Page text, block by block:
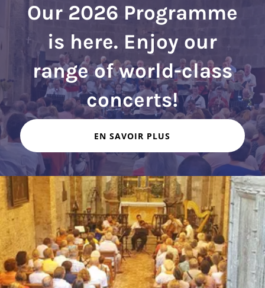
Our 2026 Programme
is here. Enjoy our
range of world-class
concerts!
EN SAVOIR PLUS